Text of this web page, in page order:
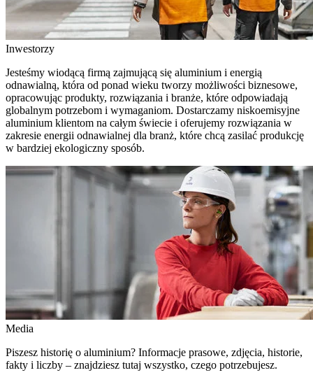
Inwestorzy
Jesteśmy wiodącą firmą zajmującą się aluminium i energią
odnawialną, która od ponad wieku tworzy możliwości biznesowe,
opracowując produkty, rozwiązania i branże, które odpowiadają
globalnym potrzebom i wymaganiom. Dostarczamy niskoemisyjne
aluminium klientom na całym świecie i oferujemy rozwiązania w
zakresie energii odnawialnej dla branż, które chcą zasilać produkcję
w bardziej ekologiczny sposób.
Media
Piszesz historię o aluminium? Informacje prasowe, zdjęcia, historie,
fakty i liczby – znajdziesz tutaj wszystko, czego potrzebujesz.